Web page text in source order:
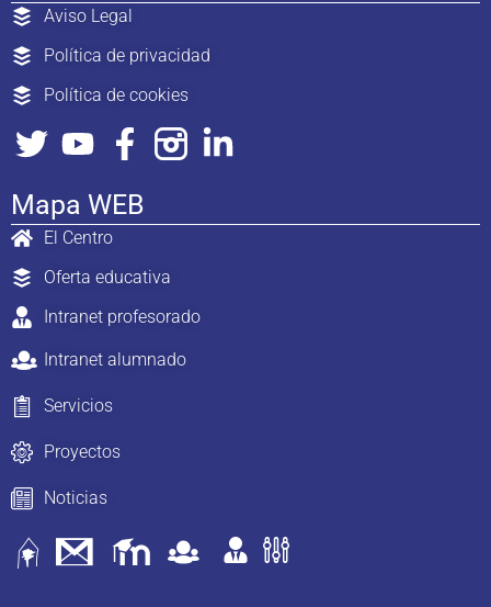
Aviso Legal
Política de privacidad
Política de cookies
Mapa WEB
El Centro
Oferta educativa
Intranet profesorado
Intranet alumnado
Servicios
Proyectos
Noticias